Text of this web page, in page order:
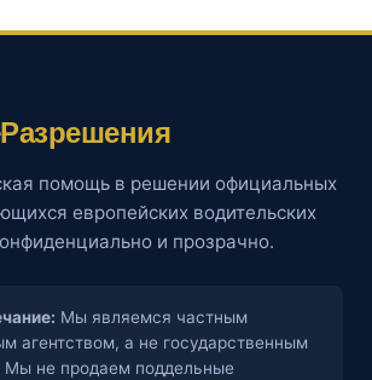
Разрешения
помощь в решении официальных
европейских водительских
и прозрачно.
Мы являемся частным
агентством, а не государственным
не продаем поддельные